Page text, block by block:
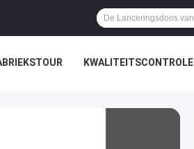
KWALITEITSCONTROLE